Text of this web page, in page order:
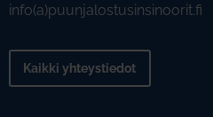
info(a)puunjalostusinsinoorit.fi
Kaikki yhteystiedot